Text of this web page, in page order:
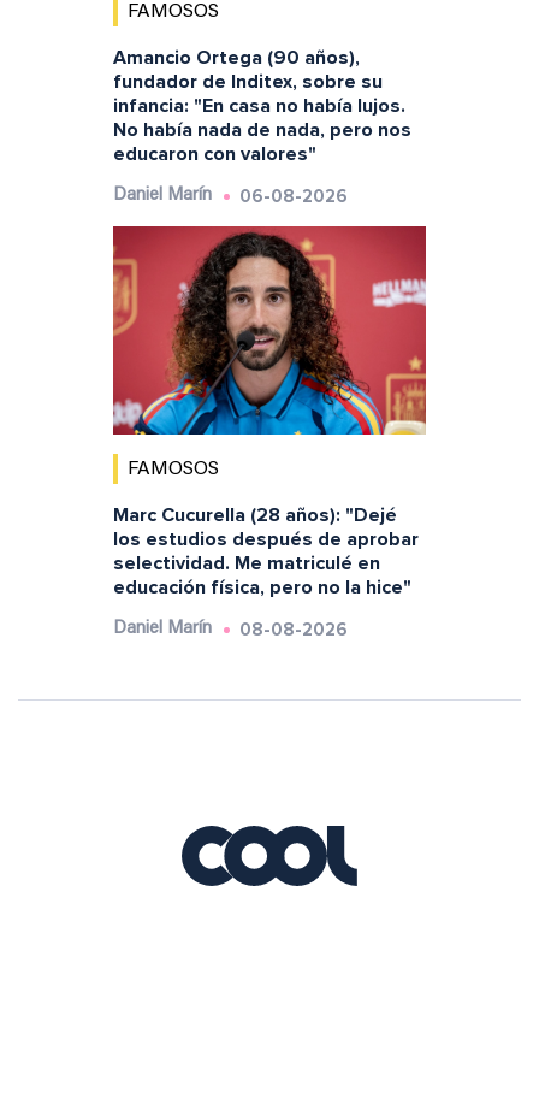
FAMOSOS
Amancio Ortega (90 años),
fundador de Inditex, sobre su
infancia: "En casa no había lujos.
No había nada de nada, pero nos
educaron con valores"
Daniel Marín 06-08-2026
FAMOSOS
Marc Cucurella (28 años): "Dejé
los estudios después de aprobar
selectividad. Me matriculé en
educación física, pero no la hice"
Daniel Marín 08-08-2026